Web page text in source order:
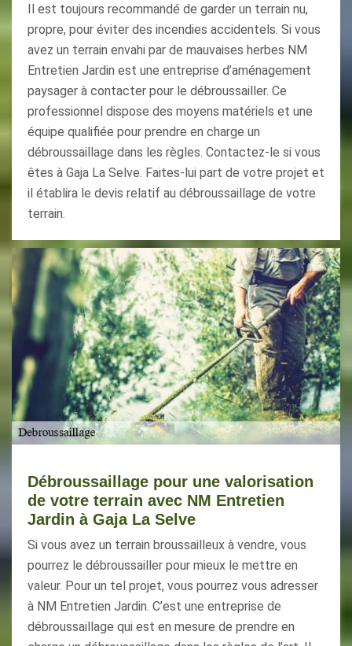
Il est toujours recommandé de garder un terrain nu,
propre, pour éviter des incendies accidentels. Si vous
avez un terrain envahi par de mauvaises herbes NM
Entretien Jardin est une entreprise d’aménagement
paysager à contacter pour le débroussailler. Ce
professionnel dispose des moyens matériels et une
équipe qualifiée pour prendre en charge un
débroussaillage dans les règles. Contactez-le si vous
êtes à Gaja La Selve. Faites-lui part de votre projet et
il établira le devis relatif au débroussaillage de votre
terrain.
Débroussaillage pour une valorisation
de votre terrain avec NM Entretien
Jardin à Gaja La Selve
Si vous avez un terrain broussailleux à vendre, vous
pourrez le débroussailler pour mieux le mettre en
valeur. Pour un tel projet, vous pourrez vous adresser
à NM Entretien Jardin. C’est une entreprise de
débroussaillage qui est en mesure de prendre en